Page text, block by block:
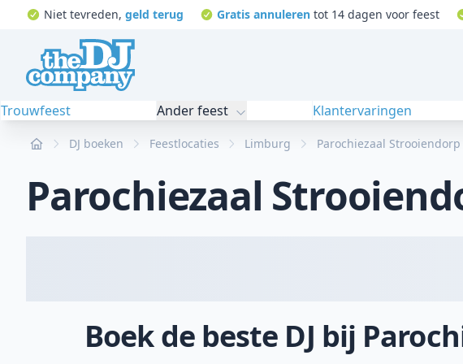
Niet tevreden, geld terug Gratis annuleren tot 14 dagen voor feest
Trouwfeest Ander feest Klantervaringen
Home DJ boeken Feestlocaties Limburg Parochiezaal Strooiendorp
Parochiezaal
Boek de beste DJ bij